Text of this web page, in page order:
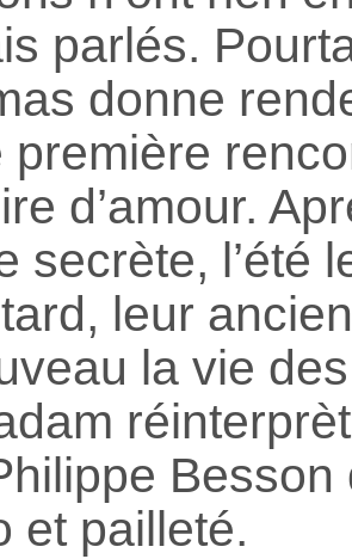
parlés.
donne
première
d’amour.
secrète, l’été
leur
la vie
et pailleté.